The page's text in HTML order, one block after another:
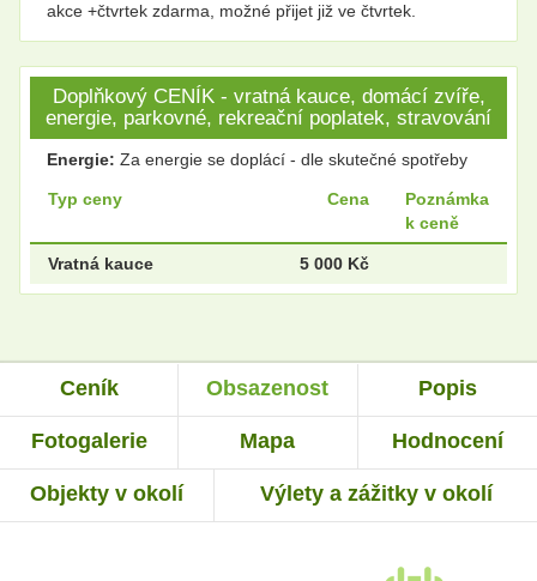
akce +čtvrtek zdarma, možné přijet již ve čtvrtek.
Doplňkový CENÍK - vratná kauce, domácí zvíře,
energie, parkovné, rekreační poplatek, stravování
Energie: Za energie se doplácí - dle skutečné spotřeby
Typ ceny Cena
Poznámka
k ceně
Vratná kauce 5 000 Kč
Ceník Obsazenost Popis
Fotogalerie Mapa Hodnocení
Objekty v okolí Výlety a zážitky v okolí